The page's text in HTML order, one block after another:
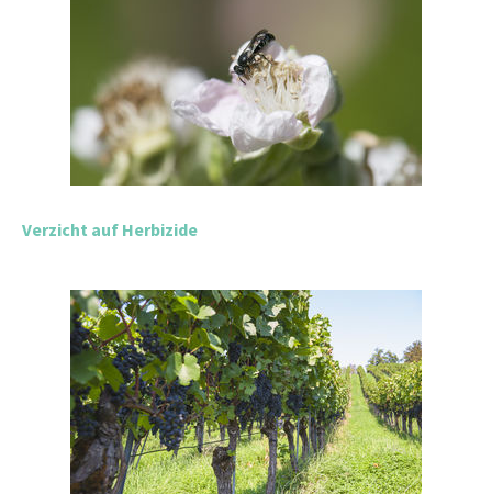
Verzicht auf Herbizide